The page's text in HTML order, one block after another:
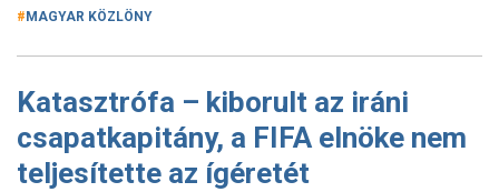
MAGYAR KÖZLÖNY
Katasztrófa – kiborult az iráni
csapatkapitány, a FIFA elnöke nem
teljesítette az ígéretét